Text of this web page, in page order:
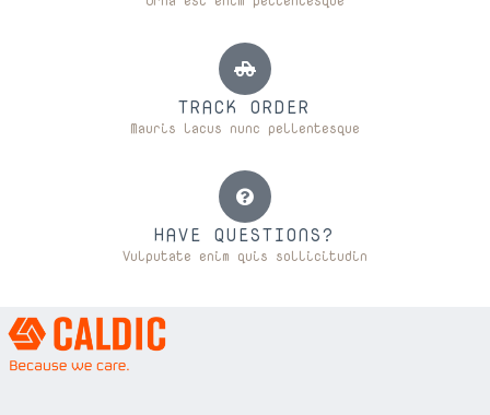
TRACK ORDER
Mauris lacus nunc pellentesque
HAVE QUESTIONS?
Vulputate enim quis sollicitudin